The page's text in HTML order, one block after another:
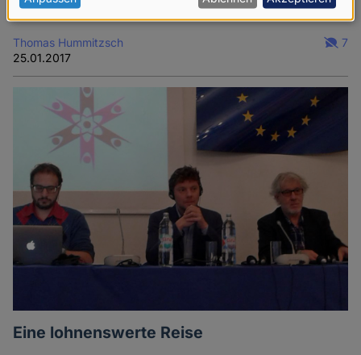
Jahr zurückgenommen worden.
Thomas Hummitzsch
25.01.2017
7
Eine lohnenswerte Reise
Daten
und